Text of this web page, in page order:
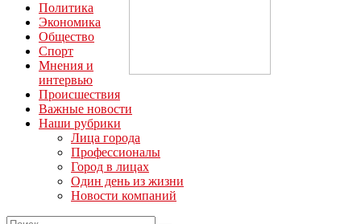
Политика
Экономика
Общество
Спорт
Мнения и
интервью
Происшествия
Важные новости
Наши рубрики
Лица города
Профессионалы
Город в лицах
Один день из жизни
Новости компаний